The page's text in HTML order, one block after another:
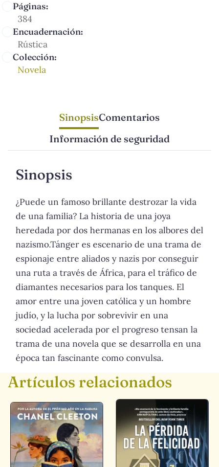
Páginas:
384
Encuadernación:
Rústica
Colección:
Novela
SinopsisComentarios
Información de seguridad
Sinopsis
¿Puede un famoso brillante destrozar la vida
de una familia? La historia de una joya
heredada por dos hermanas en los albores del
nazismo.Tánger es escenario de una trama de
espionaje entre aliados y nazis por conseguir
una ruta a través de África, para el tráfico de
diamantes necesarios para los tanques. El
amor entre una joven católica y un hombre
judío, y la lucha por sobrevivir en una
sociedad acelerada por el progreso tensan la
trama de una novela que se desarrolla en una
época tan fascinante como convulsa.
Artículos relacionados